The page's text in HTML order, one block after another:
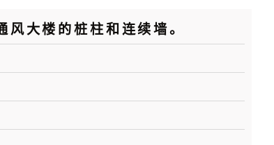
大楼的桩柱和连续墙。